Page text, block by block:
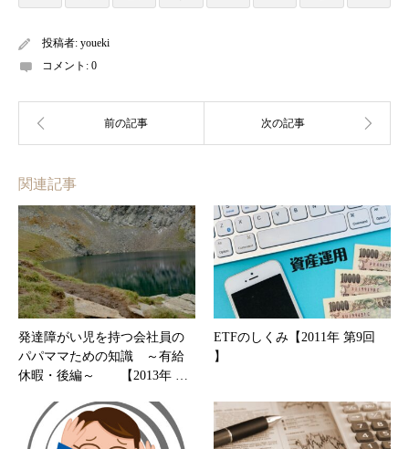
投稿者: youeki
コメント: 0
関連記事
発達障がい児を持つ会社員の
パパママための知識 ～有給
休暇・後編～ 【2013年 …
ETFのしくみ【2011年 第9回
】